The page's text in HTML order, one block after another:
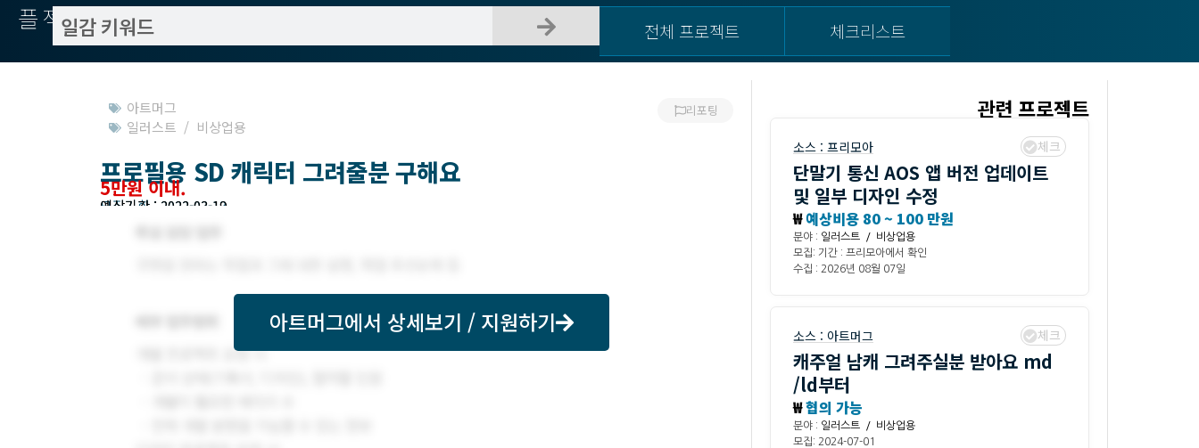
플젝서치 전체 프로젝트 체크리스트
아트머그
일러스트 / 비상업용
리포팅
프로필용 SD 캐릭터 그려줄분 구해요
5만원 이내.
모집기한 : 2022-03-13
예상기간 : 2022-03-19
아트머그에서 상세보기 / 지원하기
관련 프로젝트
소스 : 프리모아 체크
단말기 통신 AOS 앱 버전 업데이트
및 일부 디자인 수정
₩예상비용 80 ~ 100 만원
분야 : 일러스트 / 비상업용
모집: 기간 : 프리모아에서 확인
수집 : 2026년 08월 07일
소스 : 아트머그 체크
캐주얼 남캐 그려주실분 받아요 md
/ld부터
₩협의 가능
분야 : 일러스트 / 비상업용
모집: 2024-07-01